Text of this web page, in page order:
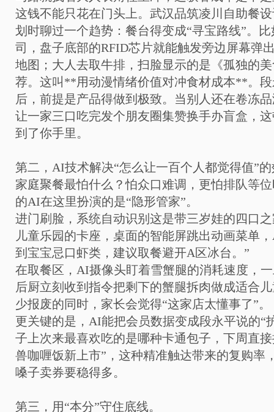
这钱不能只花在门头上。武汉品筑凌川自助餐
划时聊过一个趋势：餐台得变成“寻宝路线”。
司，盘子底部的RFID芯片就能触发旁边屏幕弹
地图；大人去取牛排，扫脸显示的是《孤独的
荐。这叫**用动漫情绪价值对冲食材成本**。
后，前提是产品得做到极致。当别人还在卷冻
让一家三口吃完发个朋友圈集赞换手办盲盒，
到了你手里。
第二，AI技术解决“怎么让一百个人都觉得值”
家庭聚餐最怕什么？怕众口难调，更怕排队等
的AI在这里扮演的是“隐形管家”。
进门刷脸，系统自动识别这是带三岁娃的四口
儿童乐园的卡座，桌面的智能屏跳出动画菜单
到宝宝忌口虾类，建议取餐避开A区冰台。”
在取餐区，AI摄像头盯着雪蟹腿的消耗速度，
后厨立刻收到指令把剩下的蟹腿拆肉做成适合
少报废的同时，家长会觉得“这家店太懂事了”。
更关键的是，AI能把会员数据变成段永平说的“
子上次来最喜欢吃的是哪种卡通包子，下周直
兽咖喱饭新上市”，这种精准触达带来的复购率
嗓子卖券要稳得多。
第三，用“本分”守住底线。